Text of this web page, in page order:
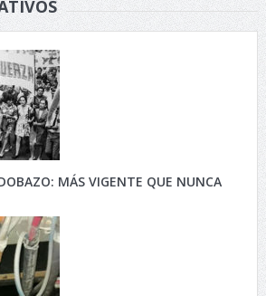
MÁS VIGENTE QUE NUNCA